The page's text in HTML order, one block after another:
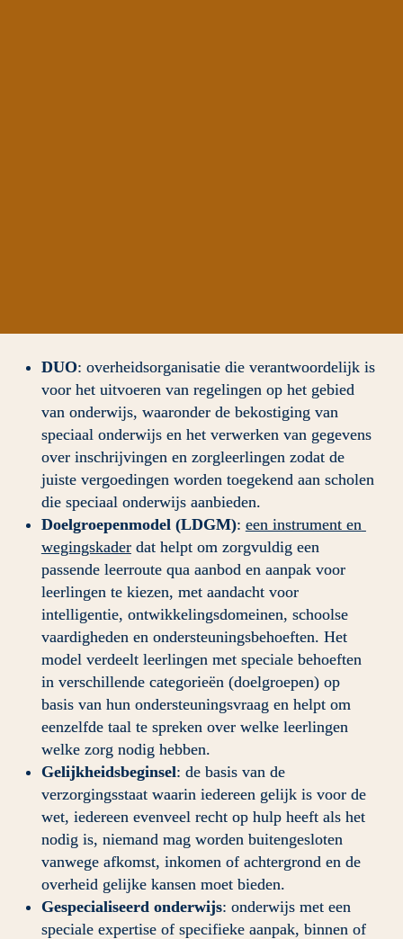
DUO: overheidsorganisatie die verantwoordelijk is
voor het uitvoeren van regelingen op het gebied
van onderwijs, waaronder de bekostiging van
speciaal onderwijs en het verwerken van gegevens
over inschrijvingen en zorgleerlingen zodat de
juiste vergoedingen worden toegekend aan scholen
die speciaal onderwijs aanbieden.
Doelgroepenmodel (LDGM): een instrument en
wegingskader dat helpt om zorgvuldig een
passende leerroute qua aanbod en aanpak voor
leerlingen te kiezen, met aandacht voor
intelligentie, ontwikkelingsdomeinen, schoolse
vaardigheden en ondersteuningsbehoeften. Het
model verdeelt leerlingen met speciale behoeften
in verschillende categorieën (doelgroepen) op
basis van hun ondersteuningsvraag en helpt om
eenzelfde taal te spreken over welke leerlingen
welke zorg nodig hebben.
Gelijkheidsbeginsel: de basis van de
verzorgingsstaat waarin iedereen gelijk is voor de
wet, iedereen evenveel recht op hulp heeft als het
nodig is, niemand mag worden buitengesloten
vanwege afkomst, inkomen of achtergrond en de
overheid gelijke kansen moet bieden.
Gespecialiseerd onderwijs: onderwijs met een
speciale expertise of specifieke aanpak, binnen of